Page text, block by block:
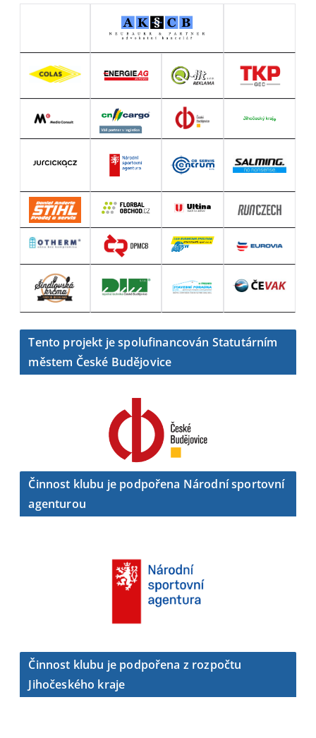
Tento projekt je spolufinancován Statutárním
městem České Budějovice
Činnost klubu je podpořena Národní sportovní
agenturou
Činnost klubu je podpořena z rozpočtu
Jihočeského kraje